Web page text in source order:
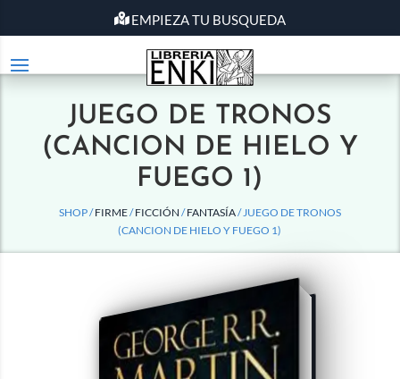
EMPIEZA TU BUSQUEDA
JUEGO DE TRONOS
(CANCION DE HIELO Y
FUEGO 1)
SHOP /FIRME/FICCIÓN /FANTASÍA/ JUEGO DE TRONOS
(CANCION DE HIELO Y FUEGO 1)